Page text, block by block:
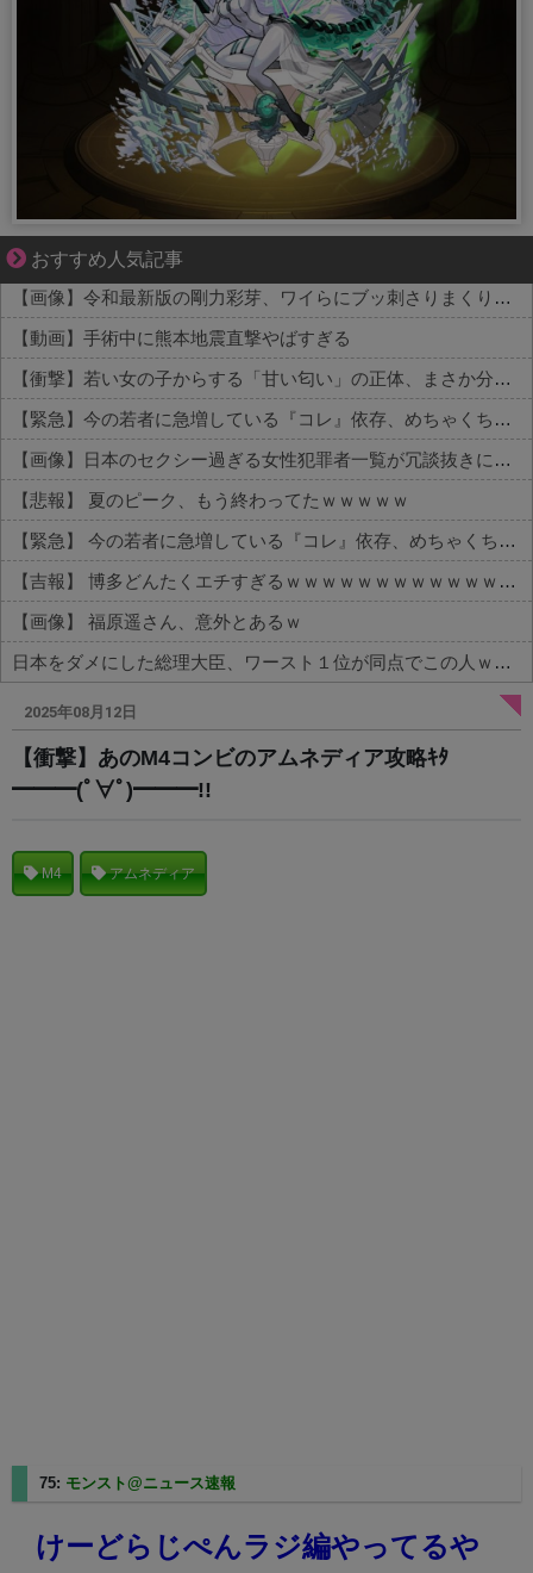
おすすめ人気記事
ずっと好き。俺はストーカーなんかじゃない。
【画像】令和最新版の剛力彩芽、ワイらにブッ刺さりまくりと話題にw w w w w w w w w w w w w
【動画】手術中に熊本地震直撃やばすぎる
【衝撃】若い女の子からする「甘い匂い」の正体、まさか分からないDTなんておらんよな？よな？w w w w w w w w w w w
【緊急】今の若者に急増している『コレ』依存、めちゃくちゃ深刻な模様w w w w w w w w w w
【画像】日本のセクシー過ぎる女性犯罪者一覧が冗談抜きにレベル高過ぎる件w w w w w w w w w
【悲報】 夏のピーク、もう終わってたｗｗｗｗｗ
【緊急】 今の若者に急増している『コレ』依存、めちゃくちゃ深刻な模様w w w w w w w w w w
【吉報】 博多どんたくエチすぎるｗｗｗｗｗｗｗｗｗｗｗｗｗｗｗ
【画像】 福原遥さん、意外とあるｗ
日本をダメにした総理大臣、ワースト１位が同点でこの人ｗｗｗｗｗｗ
Powered by livedoor 相互RSS
2025年08月12日
【衝撃】あのM4コンビのアムネディア攻略ｷﾀ
━━━(ﾟ∀ﾟ)━━━!!
M4 アムネディア
75: モンスト@ニュース速報
けーどらじぺんラジ編やってるや